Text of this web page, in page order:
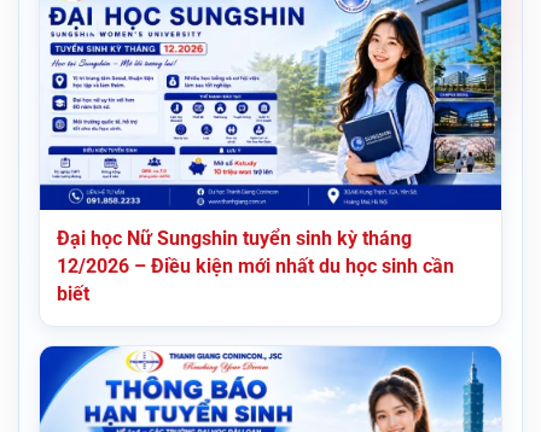
Đại học Nữ Sungshin tuyển sinh kỳ tháng
12/2026 – Điều kiện mới nhất du học sinh cần
biết